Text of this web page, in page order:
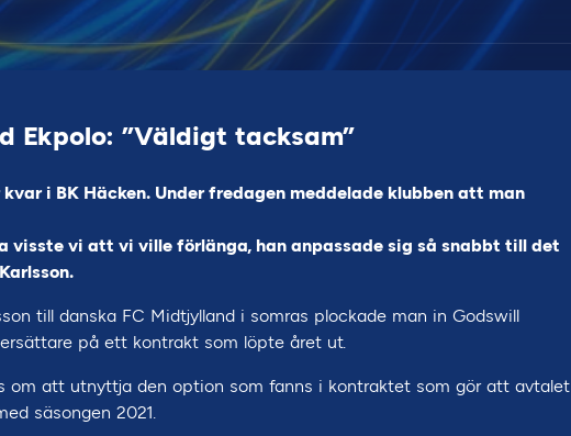
Ekpolo: ”Väldigt tacksam”
i BK Häcken. Under fredagen meddelade klubben att man
visste vi att vi ville förlänga, han anpassade sig så snabbt till det
till danska FC Midtjylland i somras plockade man in Godswill
på ett kontrakt som löpte året ut.
om att utnyttja den option som fanns i kontraktet som gör att avtalet
säsongen 2021.